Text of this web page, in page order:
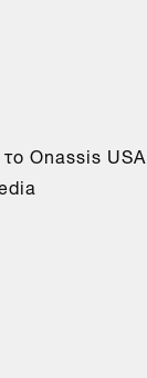
Onassis USA